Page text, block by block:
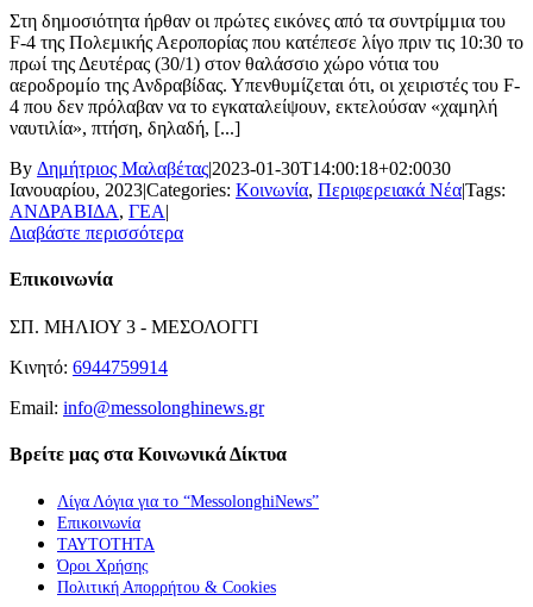
Στη δημοσιότητα ήρθαν οι πρώτες εικόνες από τα συντρίμμια του
F-4 της Πολεμικής Αεροπορίας που κατέπεσε λίγο πριν τις 10:30 το
πρωί της Δευτέρας (30/1) στον θαλάσσιο χώρο νότια του
αεροδρομίο της Ανδραβίδας. Υπενθυμίζεται ότι, οι χειριστές του F-
4 που δεν πρόλαβαν να το εγκαταλείψουν, εκτελούσαν «χαμηλή
ναυτιλία», πτήση, δηλαδή, [...]
By Δημήτριος Μαλαβέτας|2023-01-30T14:00:18+02:0030
Ιανουαρίου, 2023|Categories: Κοινωνία, Περιφερειακά Νέα|Tags:
ΑΝΔΡΑΒΙΔΑ, ΓΕΑ|
Διαβάστε περισσότερα
Επικοινωνία
ΣΠ. ΜΗΛΙΟΥ 3 - ΜΕΣΟΛΟΓΓΙ
Κινητό: 6944759914
Email: info@messolonghinews.gr
Βρείτε μας στα Κοινωνικά Δίκτυα
Λίγα Λόγια για το “MessolonghiNews”
Επικοινωνία
ΤΑΥΤΟΤΗΤΑ
Όροι Χρήσης
Πολιτική Απορρήτου & Cookies